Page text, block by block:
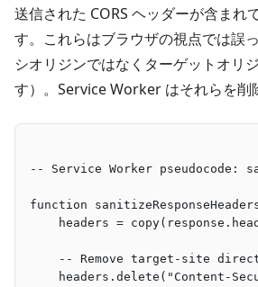
送信された CORS ヘッダーが含まれ
す。これらはブラウザの視点では誤
シオリジンではなくターゲットオリ
す）。Service Worker はそれらを削
-- Service Worker pseudocode:
function
headers =
-- Remove target-site
headers.delete("Content-